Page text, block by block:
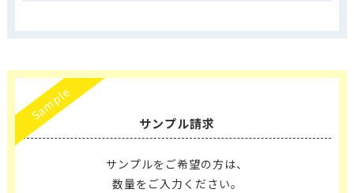
Sample
サンプル請求
サンプルをご希望の方は、
数量をご入力ください。